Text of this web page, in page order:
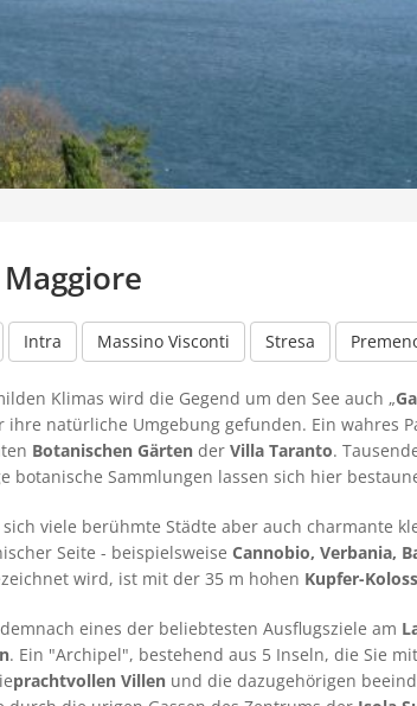
Intra Massino Visconti Stresa
Klimas wird die Gegend um den See auch „
ihre natürliche Umgebung gefunden. Ein wahres
Botanischen Gärten der Villa Taranto.
botanische Sammlungen lassen sich hier
viele berühmte Städte aber auch charmante
Seite - beispielsweise Cannobio, Verbania,
wird, ist mit der 35 m hohen Kupfer-
eines der beliebtesten Ausflugsziele am
. Ein "Archipel", bestehend aus 5 Inseln, die Sie
prachtvollen Villen und die dazugehörigen